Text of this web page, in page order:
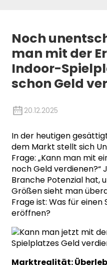
Noch
man mit der
Indoor-
schon Geld
20.12.2025
In der heutigen
dem Markt stellt sich
Frage: „Kann man mit
noch Geld verdienen?“
Branche Potenzial hat,
Größen sieht man
Frage ist: Was für einen
eröffnen?
Marktrealität: